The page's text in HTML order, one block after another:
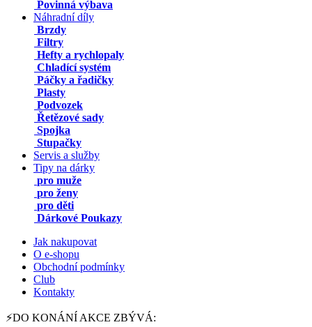
Povinná výbava
Náhradní díly
Brzdy
Filtry
Hefty a rychlopaly
Chladící systém
Páčky a řadičky
Plasty
Podvozek
Řetězové sady
Spojka
Stupačky
Servis a služby
Tipy na dárky
pro muže
pro ženy
pro děti
Dárkové Poukazy
Jak nakupovat
O e-shopu
Obchodní podmínky
Club
Kontakty
⚡DO KONÁNÍ AKCE ZBÝVÁ: